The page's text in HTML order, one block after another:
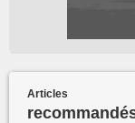
Articles